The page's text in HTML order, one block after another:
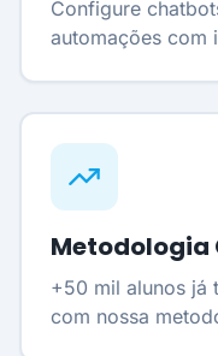
Configure
automações com
+50 mil alunos já
com nossa